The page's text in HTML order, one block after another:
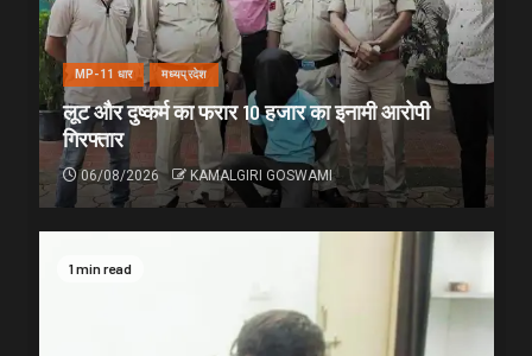
MP-11 धार मध्यप्रदेश
लूट और दुष्कर्म का फरार 10 हजार का इनामी आरोपी
गिरफ्तार
06/08/2026 KAMALGIRI GOSWAMI
1 min read